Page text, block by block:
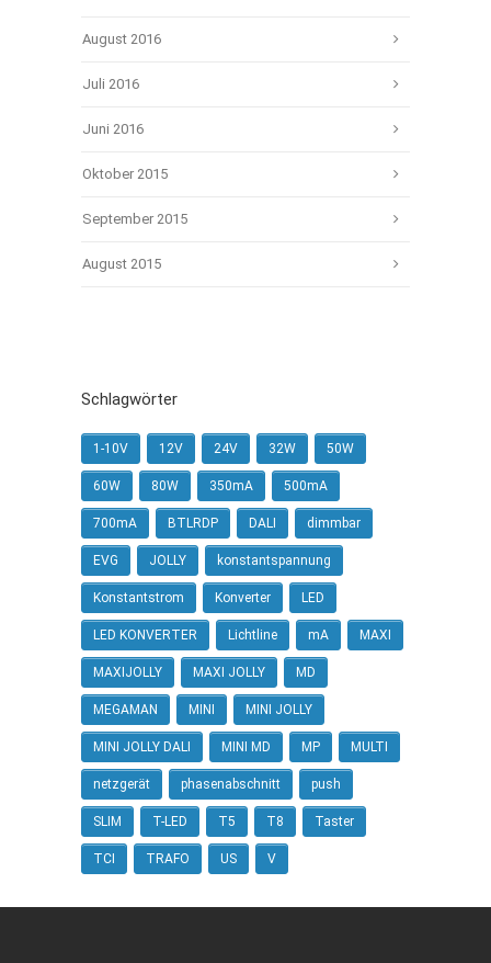
August 2016
Juli 2016
Juni 2016
Oktober 2015
September 2015
August 2015
Schlagwörter
1-10V 12V 24V 32W 50W
60W 80W 350mA 500mA
700mA BTLRDP DALI dimmbar
EVG JOLLY konstantspannung
Konstantstrom Konverter LED
LED KONVERTER Lichtline mA MAXI
MAXIJOLLY MAXI JOLLY MD
MEGAMAN MINI MINI JOLLY
MINI JOLLY DALI MINI MD MP MULTI
netzgerät phasenabschnitt push
SLIM T-LED T5 T8 Taster
TCI TRAFO US V